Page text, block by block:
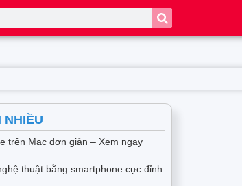
NHIỀU
trên Mac đơn giản – Xem ngay
thuật bằng smartphone cực đỉnh